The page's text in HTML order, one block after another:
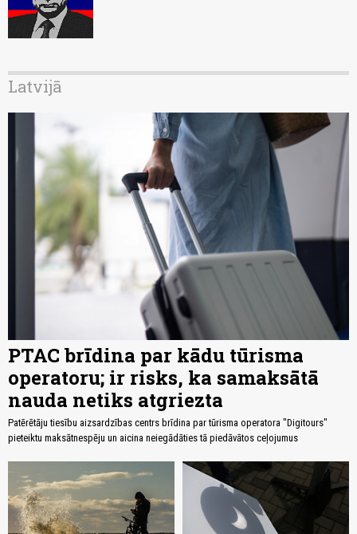
Latvijā
PTAC brīdina par kādu tūrisma
operatoru; ir risks, ka samaksātā
nauda netiks atgriezta
Patērētāju tiesību aizsardzības centrs brīdina par tūrisma operatora "Digitours"
pieteiktu maksātnespēju un aicina neiegādāties tā piedāvātos ceļojumus